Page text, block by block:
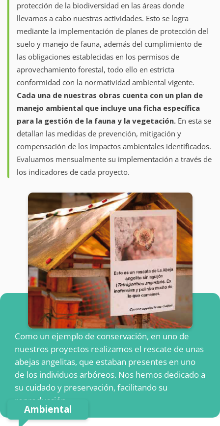
protección de la biodiversidad en las áreas donde
llevamos a cabo nuestras actividades. Esto se logra
mediante la implementación de planes de protección del
suelo y manejo de fauna, además del cumplimiento de
las obligaciones establecidas en los permisos de
aprovechamiento forestal, todo ello en estricta
conformidad con la normatividad ambiental vigente.
Cada una de nuestras obras cuenta con un plan de
manejo ambiental que incluye una ficha específica
para la gestión de la fauna y la vegetación. En esta se
detallan las medidas de prevención, mitigación y
compensación de los impactos ambientales identificados.
Evaluamos mensualmente su implementación a través de
los indicadores de cada proyecto.
Como un ejemplo de conservación, en uno de
nuestros proyectos realizamos el rescate de unas
abejas angelitas, que estaban presentes en uno
de los individuos arbóreos. Nos hemos dedicado a
su cuidado y preservación, facilitando su
reproducción.
Ambiental